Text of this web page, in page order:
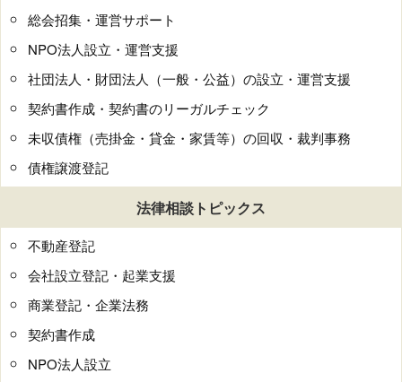
総会招集・運営サポート
NPO法人設立・運営支援
社団法人・財団法人（一般・公益）の設立・運営支援
契約書作成・契約書のリーガルチェック
未収債権（売掛金・貸金・家賃等）の回収・裁判事務
債権譲渡登記
法律相談トピックス
不動産登記
会社設立登記・起業支援
商業登記・企業法務
契約書作成
NPO法人設立